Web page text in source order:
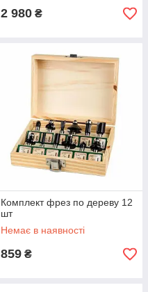
2 980 ₴
Комплект фрез по дереву 12
шт
Немає в наявності
859 ₴